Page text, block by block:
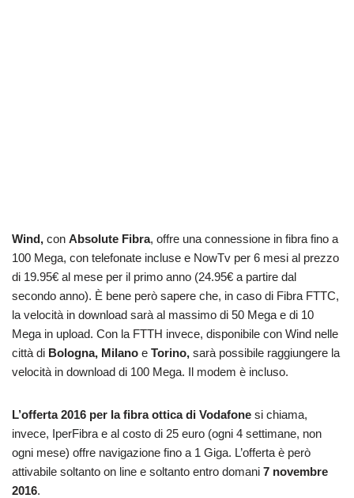
Wind, con Absolute Fibra, offre una connessione in fibra fino a
100 Mega, con telefonate incluse e NowTv per 6 mesi al prezzo
di 19.95€ al mese per il primo anno (24.95€ a partire dal
secondo anno). È bene però sapere che, in caso di Fibra FTTC,
la velocità in download sarà al massimo di 50 Mega e di 10
Mega in upload. Con la FTTH invece, disponibile con Wind nelle
città di Bologna, Milano e Torino, sarà possibile raggiungere la
velocità in download di 100 Mega. Il modem è incluso.
L’offerta 2016 per la fibra ottica di Vodafone si chiama,
invece, IperFibra e al costo di 25 euro (ogni 4 settimane, non
ogni mese) offre navigazione fino a 1 Giga. L’offerta è però
attivabile soltanto on line e soltanto entro domani 7 novembre
2016.